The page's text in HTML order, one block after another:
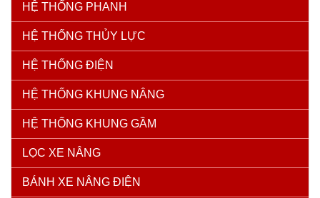
HỆ THỐNG PHANH
HỆ THỐNG THỦY LỰC
HỆ THỐNG ĐIỆN
HỆ THỐNG KHUNG NÂNG
HỆ THỐNG KHUNG GẦM
LỌC XE NÂNG
BÁNH XE NÂNG ĐIỆN